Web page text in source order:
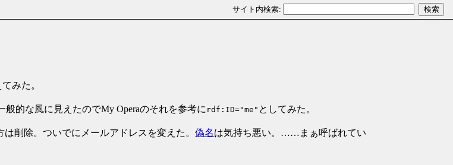
みた。
的な風に見えたのでMy Operaのそれを参考に rdf:ID="me" としてみた。
削除。ついでにメールアドレスを変えた。偽名は気持ち悪い。……まぁ呼ばれてい